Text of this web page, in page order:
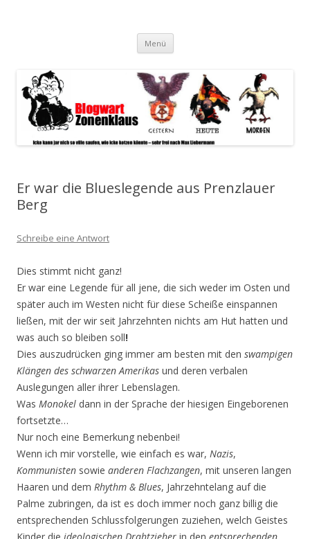
spiegeln im wesentlichen den Gesundheitszustand dieser unserer
Menü Zum
springen
Er war die Blueslegende aus Prenzlauer
Berg
Schreibe eine Antwort
Dies stimmt nicht ganz!
Er war eine Legende für all jene, die sich weder im Osten und
später auch im Westen nicht für diese Scheiße einspannen
ließen, mit der wir seit Jahrzehnten nichts am Hut hatten und
was auch so bleiben soll!
Dies auszudrücken ging immer am besten mit den swampigen
Klängen des schwarzen Amerikas und deren verbalen
Auslegungen aller ihrer Lebenslagen.
Was Monokel dann in der Sprache der hiesigen Eingeborenen
fortsetzte…
Nur noch eine Bemerkung nebenbei!
Wenn ich mir vorstelle, wie einfach es war, Nazis,
Kommunisten sowie anderen Flachzangen, mit unseren langen
Haaren und dem Rhythm & Blues, Jahrzehntelang auf die
Palme zubringen, da ist es doch immer noch ganz billig die
entsprechenden Schlussfolgerungen zuziehen, welch Geistes